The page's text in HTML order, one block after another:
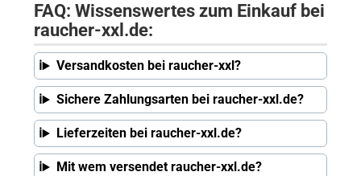
FAQ: Wissenswertes zum Einkauf bei
raucher-xxl.de:
Versandkosten bei raucher-xxl?
Sichere Zahlungsarten bei raucher-xxl.de?
Lieferzeiten bei raucher-xxl.de?
Mit wem versendet raucher-xxl.de?